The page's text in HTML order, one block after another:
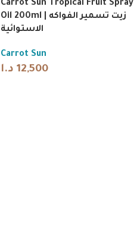
Carrot Sun Tropical Fruit Spray
Oil 200ml | زيت تسمير الفواكه
الاستوائية
Carrot Sun
12,500 د.ا